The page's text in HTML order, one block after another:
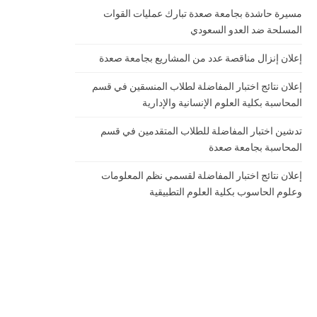
مسيرة حاشدة بجامعة صعدة تبارك عمليات القوات
المسلحة ضد العدو السعودي
إعلان إنزال مناقصة عدد من المشاريع بجامعة صعدة
إعلان نتائج اختبار المفاضلة لطلاب المنسقين في قسم
المحاسبة بكلية العلوم الإنسانية والإدارية
تدشين اختبار المفاضلة للطلاب المتقدمين في قسم
المحاسبة بجامعة صعدة
إعلان نتائج اختبار المفاضلة لقسمي نظم المعلومات
وعلوم الحاسوب بكلية العلوم التطبيقية